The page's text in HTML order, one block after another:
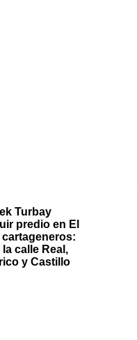
Turbay
predio en El
cartageneros:
calle Real,
y Castillo